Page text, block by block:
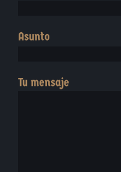
Asunto
Tu mensaje